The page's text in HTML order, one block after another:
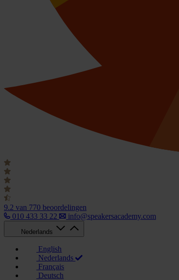
9.2 van 770 beoordelingen
010 433 33 22
info@speakersacademy.com
Nederlands
English
Nederlands
Français
Deutsch